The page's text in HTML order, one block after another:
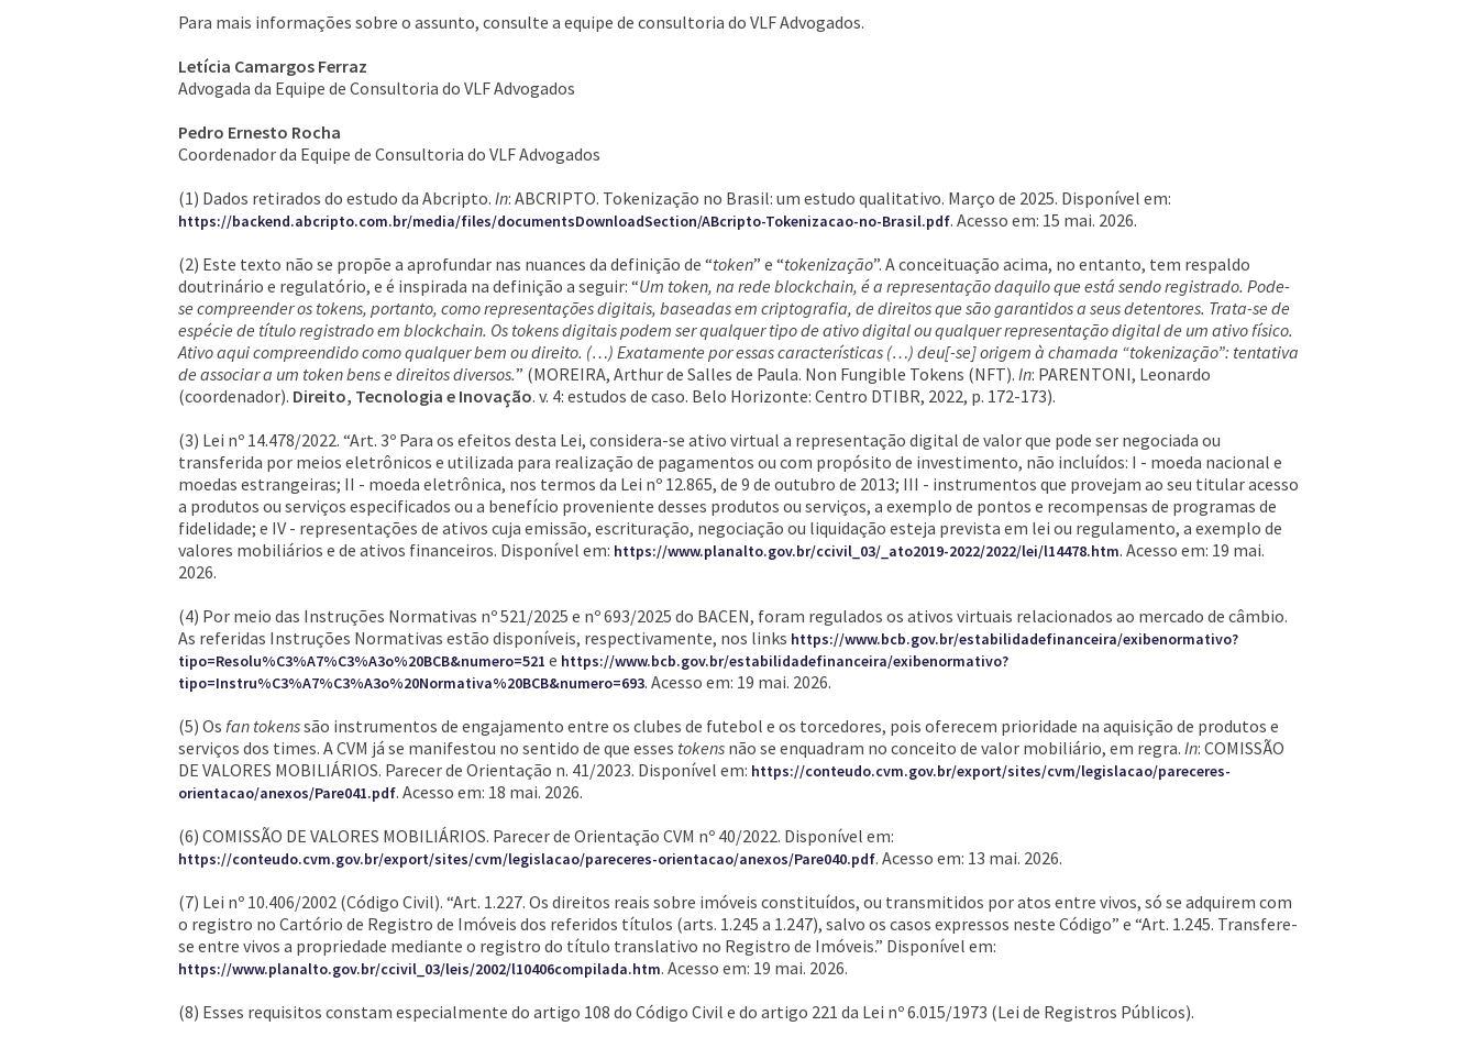
Para mais informações sobre o assunto, consulte a equipe de consultoria do VLF Advogados.
Letícia Camargos Ferraz
Advogada da Equipe de Consultoria do VLF Advogados
Pedro Ernesto Rocha
Coordenador da Equipe de Consultoria do VLF Advogados
(1) Dados retirados do estudo da Abcripto. In: ABCRIPTO. Tokenização no Brasil: um estudo qualitativo. Março de 2025. Disponível em:
https://backend.abcripto.com.br/media/files/documentsDownloadSection/ABcripto-Tokenizacao-no-Brasil.pdf. Acesso em: 15 mai. 2026.
(2) Este texto não se propõe a aprofundar nas nuances da definição de “token” e “tokenização”. A conceituação acima, no entanto, tem respaldo
doutrinário e regulatório, e é inspirada na definição a seguir: “Um token, na rede blockchain, é a representação daquilo que está sendo registrado. Pode-
se compreender os tokens, portanto, como representações digitais, baseadas em criptografia, de direitos que são garantidos a seus detentores. Trata-se de
espécie de título registrado em blockchain. Os tokens digitais podem ser qualquer tipo de ativo digital ou qualquer representação digital de um ativo físico.
Ativo aqui compreendido como qualquer bem ou direito. (…) Exatamente por essas características (…) deu[-se] origem à chamada “tokenização”: tentativa
de associar a um token bens e direitos diversos.” (MOREIRA, Arthur de Salles de Paula. Non Fungible Tokens (NFT). In: PARENTONI, Leonardo
(coordenador). Direito, Tecnologia e Inovação. v. 4: estudos de caso. Belo Horizonte: Centro DTIBR, 2022, p. 172-173).
(3) Lei nº 14.478/2022. “Art. 3º Para os efeitos desta Lei, considera-se ativo virtual a representação digital de valor que pode ser negociada ou
transferida por meios eletrônicos e utilizada para realização de pagamentos ou com propósito de investimento, não incluídos: I - moeda nacional e
moedas estrangeiras; II - moeda eletrônica, nos termos da Lei nº 12.865, de 9 de outubro de 2013; III - instrumentos que provejam ao seu titular acesso
a produtos ou serviços especificados ou a benefício proveniente desses produtos ou serviços, a exemplo de pontos e recompensas de programas de
fidelidade; e IV - representações de ativos cuja emissão, escrituração, negociação ou liquidação esteja prevista em lei ou regulamento, a exemplo de
valores mobiliários e de ativos financeiros. Disponível em: https://www.planalto.gov.br/ccivil_03/_ato2019-2022/2022/lei/l14478.htm. Acesso em: 19 mai.
2026.
(4) Por meio das Instruções Normativas nº 521/2025 e nº 693/2025 do BACEN, foram regulados os ativos virtuais relacionados ao mercado de câmbio.
As referidas Instruções Normativas estão disponíveis, respectivamente, nos links https://www.bcb.gov.br/estabilidadefinanceira/exibenormativo?
tipo=Resolu%C3%A7%C3%A3o%20BCB&numero=521 e https://www.bcb.gov.br/estabilidadefinanceira/exibenormativo?
tipo=Instru%C3%A7%C3%A3o%20Normativa%20BCB&numero=693. Acesso em: 19 mai. 2026.
(5) Os fan tokenssão instrumentos de engajamento entre os clubes de futebol e os torcedores, pois oferecem prioridade na aquisição de produtos e
serviços dos times. A CVM já se manifestou no sentido de que esses tokens não se enquadram no conceito de valor mobiliário, em regra. In: COMISSÃO
DE VALORES MOBILIÁRIOS. Parecer de Orientação n. 41/2023. Disponível em: https://conteudo.cvm.gov.br/export/sites/cvm/legislacao/pareceres-
orientacao/anexos/Pare041.pdf. Acesso em: 18 mai. 2026.
(6) COMISSÃO DE VALORES MOBILIÁRIOS. Parecer de Orientação CVM nº 40/2022. Disponível em:
https://conteudo.cvm.gov.br/export/sites/cvm/legislacao/pareceres-orientacao/anexos/Pare040.pdf. Acesso em: 13 mai. 2026.
(7) Lei nº 10.406/2002 (Código Civil). “Art. 1.227. Os direitos reais sobre imóveis constituídos, ou transmitidos por atos entre vivos, só se adquirem com
o registro no Cartório de Registro de Imóveis dos referidos títulos (arts. 1.245 a 1.247), salvo os casos expressos neste Código” e “Art. 1.245. Transfere-
se entre vivos a propriedade mediante o registro do título translativo no Registro de Imóveis.” Disponível em:
https://www.planalto.gov.br/ccivil_03/leis/2002/l10406compilada.htm. Acesso em: 19 mai. 2026.
(8) Esses requisitos constam especialmente do artigo 108 do Código Civil e do artigo 221 da Lei nº 6.015/1973 (Lei de Registros Públicos).